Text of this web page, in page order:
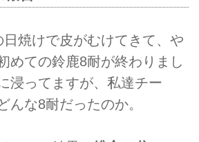
焼けで皮がむけてきて、や
めての鈴鹿8耐が終わりまし
浸ってますが、私達チー
んな8耐だったのか。